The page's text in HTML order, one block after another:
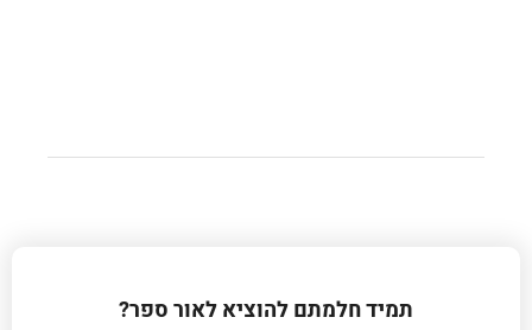
תמיד חלמתם להוציא לאור ספר?